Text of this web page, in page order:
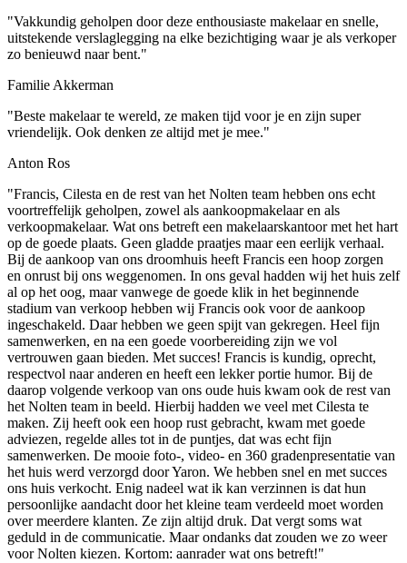
"Vakkundig geholpen door deze enthousiaste makelaar en snelle,
uitstekende verslaglegging na elke bezichtiging waar je als verkoper
zo benieuwd naar bent."
Familie Akkerman
"Beste makelaar te wereld, ze maken tijd voor je en zijn super
vriendelijk. Ook denken ze altijd met je mee."
Anton Ros
"Francis, Cilesta en de rest van het Nolten team hebben ons echt
voortreffelijk geholpen, zowel als aankoopmakelaar en als
verkoopmakelaar. Wat ons betreft een makelaarskantoor met het hart
op de goede plaats. Geen gladde praatjes maar een eerlijk verhaal.
Bij de aankoop van ons droomhuis heeft Francis een hoop zorgen
en onrust bij ons weggenomen. In ons geval hadden wij het huis zelf
al op het oog, maar vanwege de goede klik in het beginnende
stadium van verkoop hebben wij Francis ook voor de aankoop
ingeschakeld. Daar hebben we geen spijt van gekregen. Heel fijn
samenwerken, en na een goede voorbereiding zijn we vol
vertrouwen gaan bieden. Met succes! Francis is kundig, oprecht,
respectvol naar anderen en heeft een lekker portie humor. Bij de
daarop volgende verkoop van ons oude huis kwam ook de rest van
het Nolten team in beeld. Hierbij hadden we veel met Cilesta te
maken. Zij heeft ook een hoop rust gebracht, kwam met goede
adviezen, regelde alles tot in de puntjes, dat was echt fijn
samenwerken. De mooie foto-, video- en 360 gradenpresentatie van
het huis werd verzorgd door Yaron. We hebben snel en met succes
ons huis verkocht. Enig nadeel wat ik kan verzinnen is dat hun
persoonlijke aandacht door het kleine team verdeeld moet worden
over meerdere klanten. Ze zijn altijd druk. Dat vergt soms wat
geduld in de communicatie. Maar ondanks dat zouden we zo weer
voor Nolten kiezen. Kortom: aanrader wat ons betreft!"